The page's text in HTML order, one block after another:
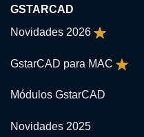
GSTARCAD
Novidades 2026
GstarCAD para MAC
Módulos GstarCAD
Novidades 2025